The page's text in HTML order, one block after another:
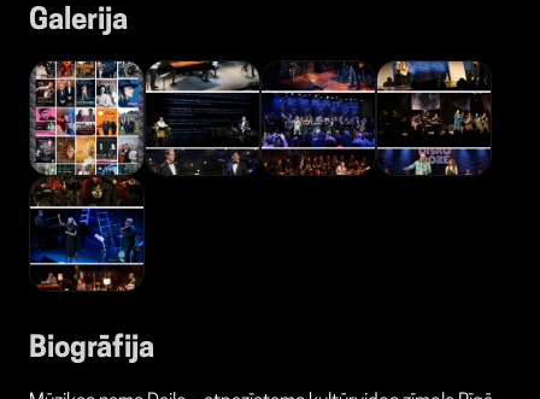
Galerija
Biogrāfija